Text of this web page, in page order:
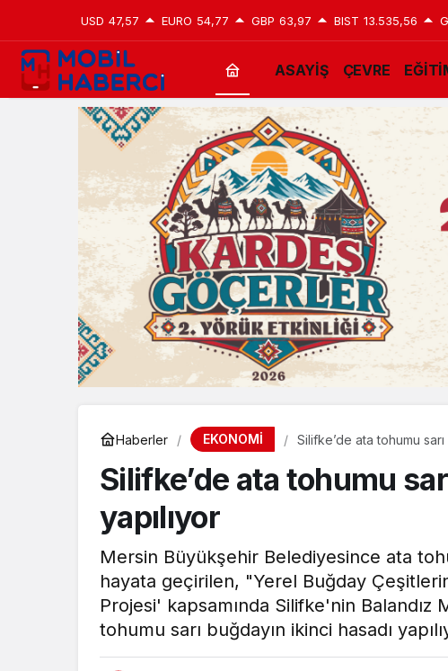
USD 47,57 EURO 54,77 GBP 63,97 BIST 13.535,56
ASAYİŞ ÇEVRE
Haberler EKONOMİ Silifke’de ata tohumu
Silifke’de ata tohumu
yapılıyor
Mersin Büyükşehir Belediyesince ata
hayata geçirilen, "Yerel Buğday
Projesi' kapsamında Silifke'nin Balandız
tohumu sarı buğdayın ikinci hasadı